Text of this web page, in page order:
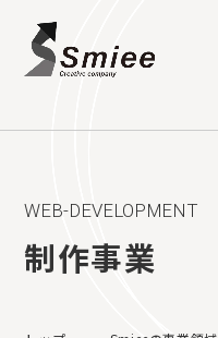
WEB-DEVELOPMENT
制作事業